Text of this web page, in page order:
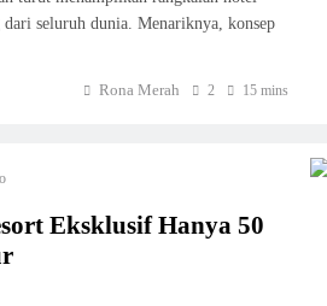
seluruh dunia. Menariknya, konsep
Rona Merah 2 15 mins
Eksklusif Hanya 50